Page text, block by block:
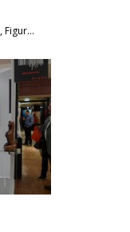
Figur…